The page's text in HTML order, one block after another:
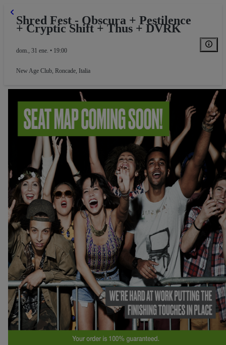
Shred Fest - Obscura + Pestilence
+ Cryptic Shift + Thus + DVRK
dom., 31 ene. • 19:00
New Age Club, Roncade, Italia